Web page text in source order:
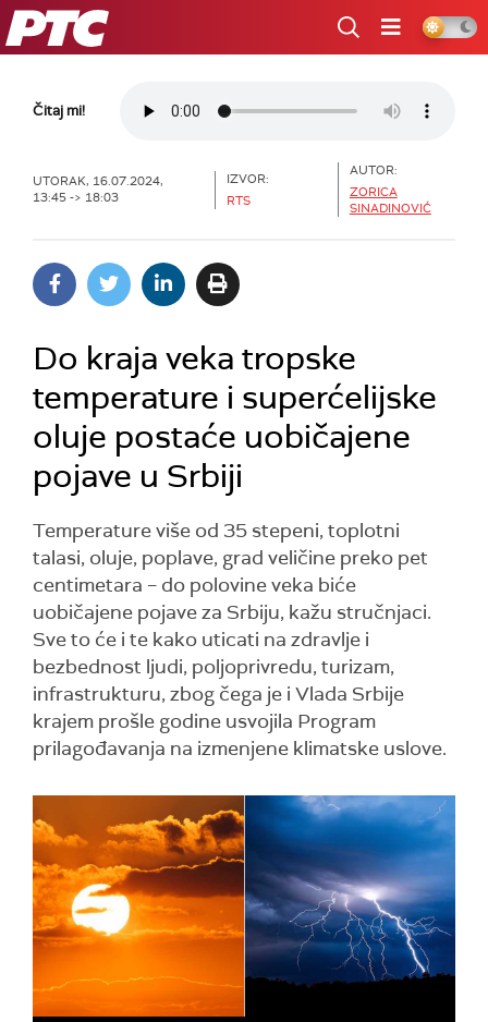
RTS
Čitaj mi!
UTORAK, 16.07.2024,
13:45 -> 18:03
IZVOR:
RTS
AUTOR:
ZORICA
SINADINOVIĆ
Do kraja veka tropske
temperature i superćelijske
oluje postaće uobičajene
pojave u Srbiji
Temperature više od 35 stepeni, toplotni
talasi, oluje, poplave, grad veličine preko pet
centimetara – do polovine veka biće
uobičajene pojave za Srbiju, kažu stručnjaci.
Sve to će i te kako uticati na zdravlje i
bezbednost ljudi, poljoprivredu, turizam,
infrastrukturu, zbog čega je i Vlada Srbije
krajem prošle godine usvojila Program
prilagođavanja na izmenjene klimatske uslove.